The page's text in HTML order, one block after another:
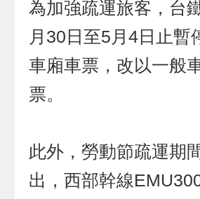
為加強疏運旅客，台
月30日至5月4日止暫
車廂車票，改以一般
票。
此外，勞動節疏運期
出，西部幹線